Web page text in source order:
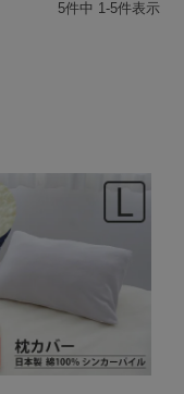
5件中 1-5件表示